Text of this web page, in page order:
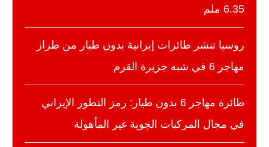
6.35 ملم
روسيا تنشر طائرات إيرانية بدون طيار من طراز
مهاجر 6 في شبه جزيرة القرم
طائرة مهاجر 6 بدون طيار: رمز التطور الإيراني
في مجال المركبات الجوية غير المأهولة